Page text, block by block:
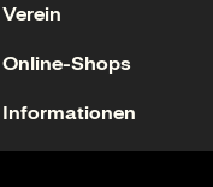
Impressum
Datenschutz
Cookies
Aktie
Sponsoring & Hospitality
Geschäftsführung
Verein
Fan- und Förderabteilung
Mitgliedschaft
Online-Shops
Ticketshop
Informationen